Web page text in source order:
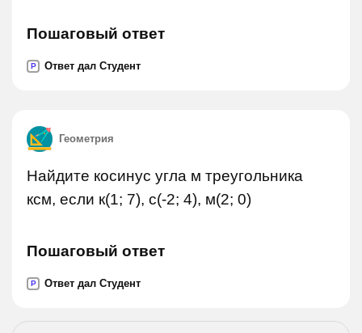
Пошаговый ответ
P Ответ дал Студент
Геометрия
Найдите косинус угла м треугольника
ксм, если к(1; 7), с(-2; 4), м(2; 0)
Пошаговый ответ
P Ответ дал Студент